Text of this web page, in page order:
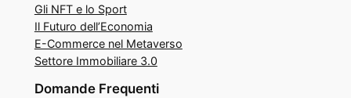
Gli NFT e lo Sport
Il Futuro dell’Economia
E-Commerce nel Metaverso
Settore Immobiliare 3.0
Domande Frequenti